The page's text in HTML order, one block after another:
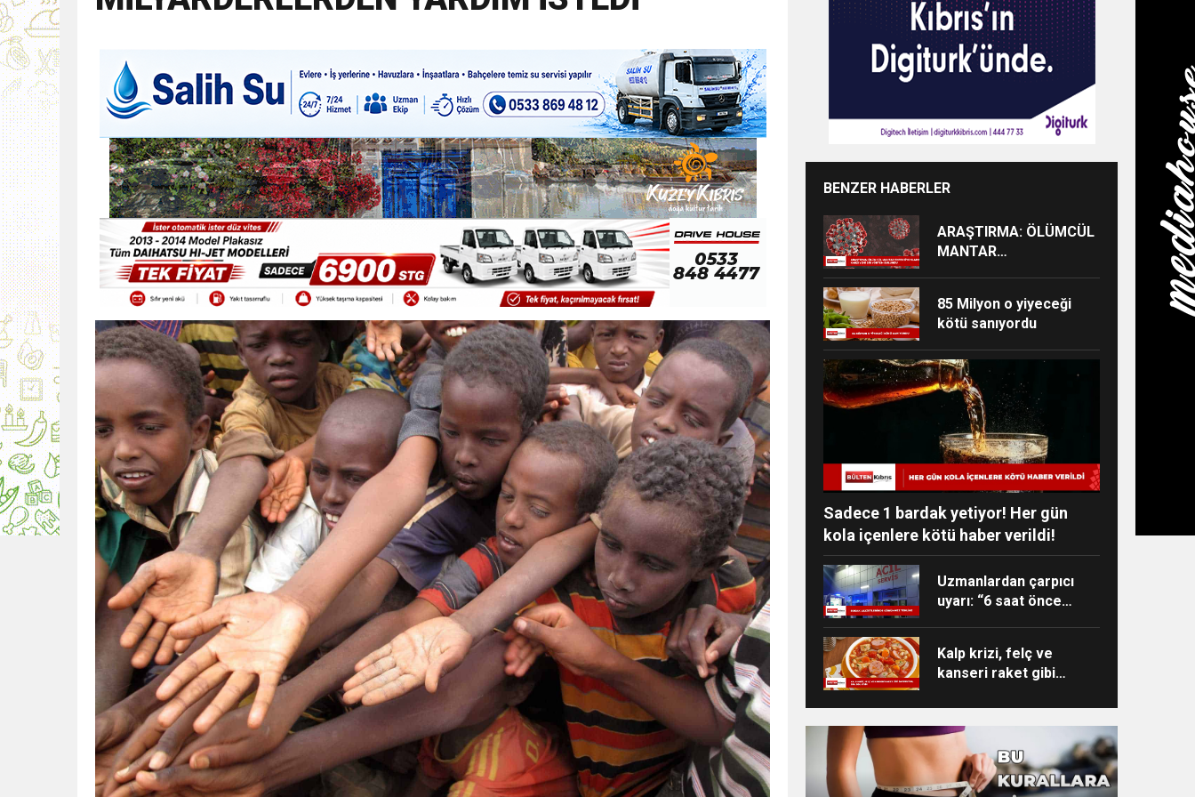
13:49 İran, Hürmüz’de konteyner gemisini hedef aldı
13:42 BEROVA: HAYAT PAHALILIĞI ÖNGÖRÜMÜZ YÜZDE 7.5 İLE 8.5 ARASINDA
20:30 Cumhurbaşkanı Erhürman sergi açılışında fenalaşarak hastaneye kaldırıldı BENZER HABERLER
ARAŞTIRMA: ÖLÜMCÜL
MANTAR
YÖNTEM BULUNDU
85 Milyon o yiyeceği
kötü sanıyordu
Sadece 1 bardak yetiyor! Her gün
kola içenlere kötü haber verildi!
Uzmanlardan çarpıcı
uyarı: “6 saat önce
Kalp krizi, felç ve
kanseri raket gibi